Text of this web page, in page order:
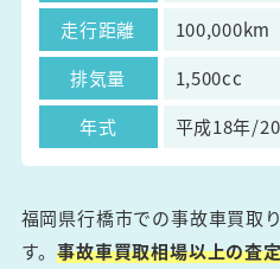
走行距離
100,000km
排気量
1,500cc
年式
平成18年/
福岡県行橋市での事故車買取
す。事故車買取相場以上の査